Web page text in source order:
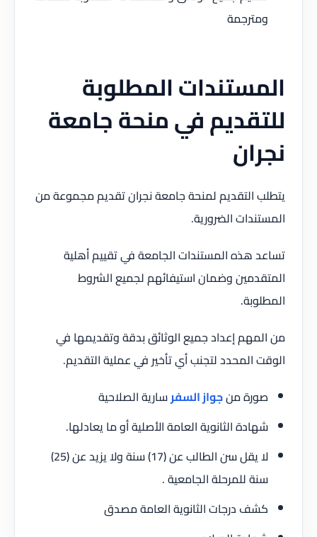
ومترجمة
المستندات المطلوبة
للتقديم في منحة جامعة
نجران
يتطلب التقديم لمنحة جامعة نجران تقديم مجموعة من
المستندات الضرورية.
تساعد هذه المستندات الجامعة في تقييم أهلية
المتقدمين وضمان استيفائهم لجميع الشروط
المطلوبة.
من المهم إعداد جميع الوثائق بدقة وتقديمها في
الوقت المحدد لتجنب أي تأخير في عملية التقديم.
صورة منجواز السفرسارية الصلاحية
شهادة الثانوية العامة الأصلية أو ما يعادلها.
لا يقل سن الطالب عن (17) سنة ولا يزيد عن (25)
سنة للمرحلة الجامعية .
كشف درجات الثانوية العامة مصدق